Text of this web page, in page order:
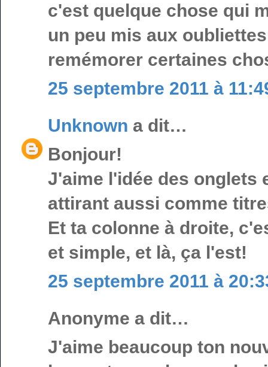
c'est quelque chose qui
un peu mis aux
remémorer certaines
25 septembre 2011 à
Unknown a dit…
Bonjour!
J'aime l'idée des onglets
attirant aussi comme
Et ta colonne à droite,
et simple, et là, ça l'est!
25 septembre 2011 à
Anonyme a dit…
J'aime beaucoup ton